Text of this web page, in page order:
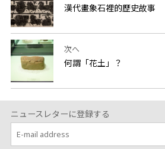
漢代畫象石裡的歷史故事
次へ
何謂「花土」？
ニュースレターに登録する